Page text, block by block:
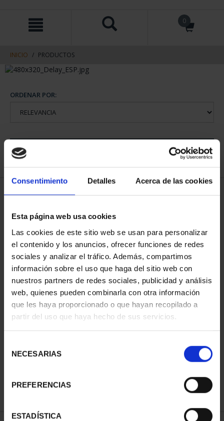
Consentimiento Detalles Acerca de las cookies
Esta página web usa cookies
Las cookies de este sitio web se usan para personalizar
el contenido y los anuncios, ofrecer funciones de redes
sociales y analizar el tráfico. Además, compartimos
información sobre el uso que haga del sitio web con
nuestros partners de redes sociales, publicidad y análisis
web, quienes pueden combinarla con otra información
que les haya proporcionado o que hayan recopilado a
partir del uso que haya hecho de sus servicios.
NECESARIAS
PREFERENCIAS
ESTADÍSTICA
contenido
navegacin
0
INICIO PRODUCTOS
ORDENAR POR:
1 Productos encontrados
73,00 €